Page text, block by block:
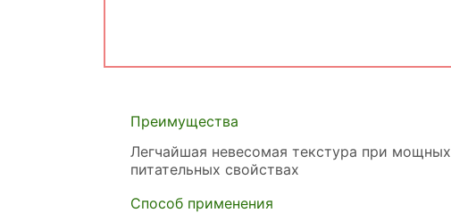
Преимущества
Легчайшая невесомая текстура при мощных
питательных свойствах
Способ применения